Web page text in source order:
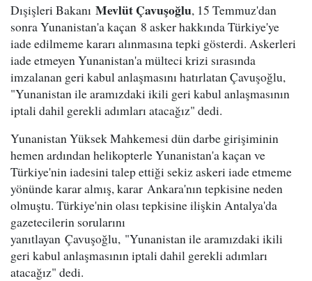
Dışişleri Bakanı Mevlüt Çavuşoğlu, 15 Temmuz'dan
sonra Yunanistan'a kaçan 8 asker hakkında Türkiye'ye
iade edilmeme kararı alınmasına tepki gösterdi. Askerleri
iade etmeyen Yunanistan'a mülteci krizi sırasında
imzalanan geri kabul anlaşmasını hatırlatan Çavuşoğlu,
"Yunanistan ile aramızdaki ikili geri kabul anlaşmasının
iptali dahil gerekli adımları atacağız" dedi.
Yunanistan Yüksek Mahkemesi dün darbe girişiminin
hemen ardından helikopterle Yunanistan'a kaçan ve
Türkiye'nin iadesini talep ettiği sekiz askeri iade etmeme
yönünde karar almış, karar Ankara'nın tepkisine neden
olmuştu. Türkiye'nin olası tepkisine ilişkin Antalya'da
gazetecilerin sorularını
yanıtlayan Çavuşoğlu, "Yunanistan ile aramızdaki ikili
geri kabul anlaşmasının iptali dahil gerekli adımları
atacağız" dedi.